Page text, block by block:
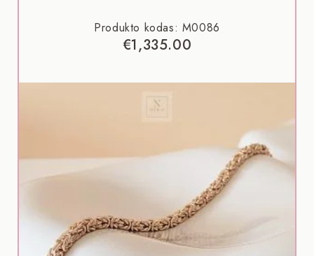
Produkto kodas: M0086
€1,335.00